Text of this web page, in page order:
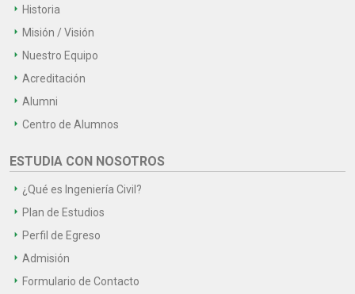
Historia
Misión / Visión
Nuestro Equipo
Acreditación
Alumni
Centro de Alumnos
ESTUDIA CON NOSOTROS
¿Qué es Ingeniería Civil?
Plan de Estudios
Perfil de Egreso
Admisión
Formulario de Contacto